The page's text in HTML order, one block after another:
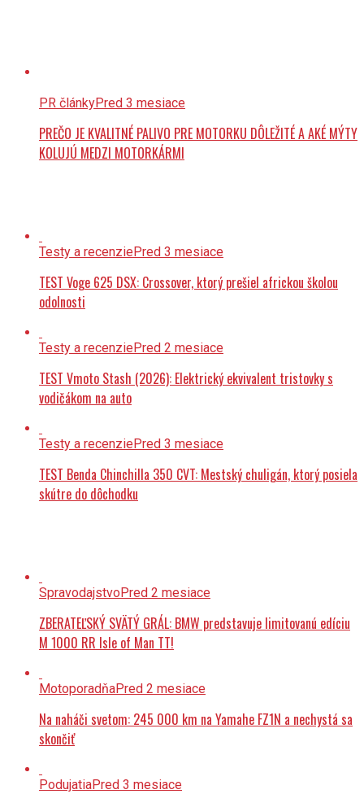
PR článkyPred 3 mesiace
PREČO JE KVALITNÉ PALIVO PRE MOTORKU DÔLEŽITÉ A AKÉ MÝTY
KOLUJÚ MEDZI MOTORKÁRMI
Testy a recenziePred 3 mesiace
TEST Voge 625 DSX: Crossover, ktorý prešiel africkou školou
odolnosti
Testy a recenziePred 2 mesiace
TEST Vmoto Stash (2026): Elektrický ekvivalent tristovky s
vodičákom na auto
Testy a recenziePred 3 mesiace
TEST Benda Chinchilla 350 CVT: Mestský chuligán, ktorý posiela
skútre do dôchodku
SpravodajstvoPred 2 mesiace
ZBERATEĽSKÝ SVÄTÝ GRÁL: BMW predstavuje limitovanú edíciu
M 1000 RR Isle of Man TT!
MotoporadňaPred 2 mesiace
Na naháči svetom: 245 000 km na Yamahe FZ1N a nechystá sa
skončiť
PodujatiaPred 3 mesiace